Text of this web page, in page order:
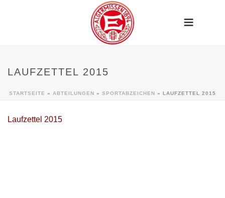
LAUFZETTEL 2015
STARTSEITE » ABTEILUNGEN » SPORTABZEICHEN » LAUFZETTEL 2015
Laufzettel 2015